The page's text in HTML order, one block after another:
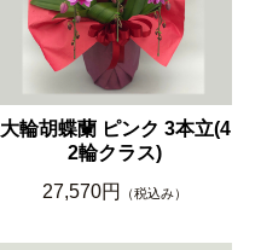
大輪胡蝶蘭 ピンク 3本立(4
2輪クラス)
27,570円
（税込み）